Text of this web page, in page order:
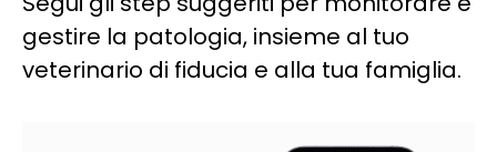
gestire la patologia, insieme al tuo
veterinario di fiducia e alla tua famiglia.